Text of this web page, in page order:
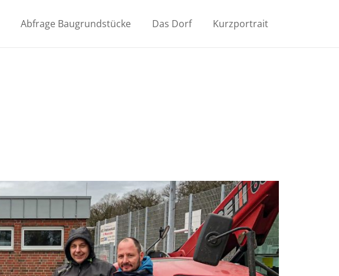
Abfrage Baugrundstücke Das Dorf Kurzportrait